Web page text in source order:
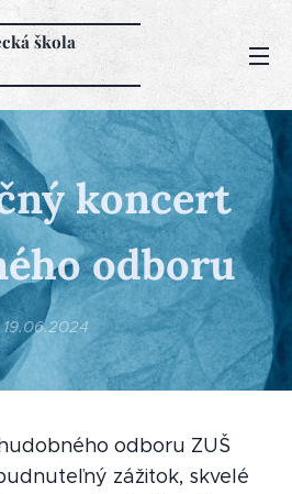
škola
koncert
odboru
19.06.2024
odboru ZUŠ
zážitok, skvelé